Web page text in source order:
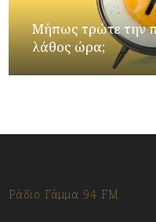
Μήπως τρώτε την
λάθος ώρα;
Ράδιο Γάμμα 94 FM